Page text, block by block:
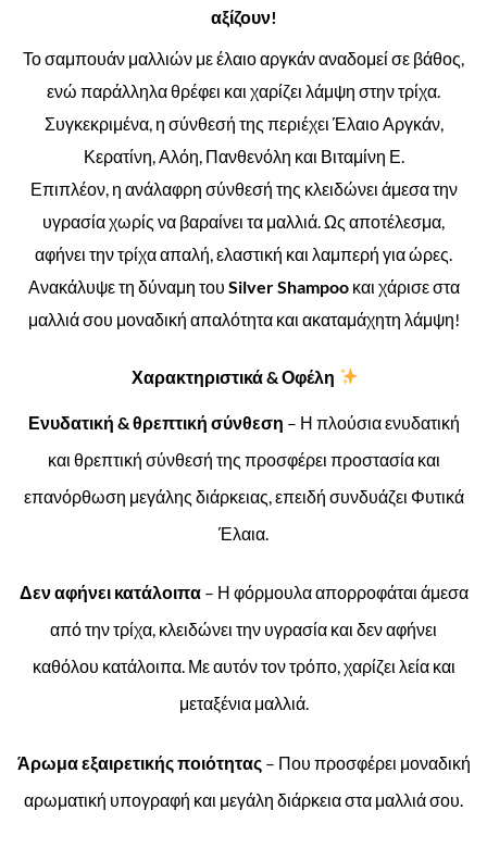
αξίζουν!
Το σαμπουάν μαλλιών με έλαιο αργκάν αναδομεί σε βάθος,
ενώ παράλληλα θρέφει και χαρίζει λάμψη στην τρίχα.
Συγκεκριμένα, η σύνθεσή της περιέχει Έλαιο Αργκάν,
Κερατίνη, Αλόη, Πανθενόλη και Βιταμίνη Ε.
Επιπλέον, η ανάλαφρη σύνθεσή της κλειδώνει άμεσα την
υγρασία χωρίς να βαραίνει τα μαλλιά. Ως αποτέλεσμα,
αφήνει την τρίχα απαλή, ελαστική και λαμπερή για ώρες.
Ανακάλυψε τη δύναμη του Silver Shampooκαι χάρισε στα
μαλλιά σου μοναδική απαλότητα και ακαταμάχητη λάμψη!
Χαρακτηριστικά & Οφέλη
Ενυδατική & θρεπτική σύνθεση – Η πλούσια ενυδατική
και θρεπτική σύνθεσή της προσφέρει προστασία και
επανόρθωση μεγάλης διάρκειας, επειδή συνδυάζει Φυτικά
Έλαια.
Δεν αφήνει κατάλοιπα– Η φόρμουλα απορροφάται άμεσα
από την τρίχα, κλειδώνει την υγρασία και δεν αφήνει
καθόλου κατάλοιπα. Με αυτόν τον τρόπο, χαρίζει λεία και
μεταξένια μαλλιά.
Άρωμα εξαιρετικής ποιότητας– Που προσφέρει μοναδική
αρωματική υπογραφή και μεγάλη διάρκεια στα μαλλιά σου.